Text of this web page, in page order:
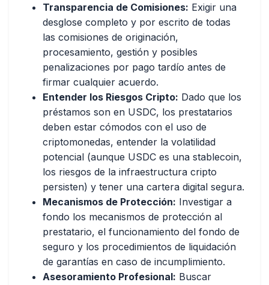
Transparencia de Comisiones: Exigir una
desglose completo y por escrito de todas
las comisiones de originación,
procesamiento, gestión y posibles
penalizaciones por pago tardío antes de
firmar cualquier acuerdo.
Entender los Riesgos Cripto: Dado que los
préstamos son en USDC, los prestatarios
deben estar cómodos con el uso de
criptomonedas, entender la volatilidad
potencial (aunque USDC es una stablecoin,
los riesgos de la infraestructura cripto
persisten) y tener una cartera digital segura.
Mecanismos de Protección: Investigar a
fondo los mecanismos de protección al
prestatario, el funcionamiento del fondo de
seguro y los procedimientos de liquidación
de garantías en caso de incumplimiento.
Asesoramiento Profesional: Buscar